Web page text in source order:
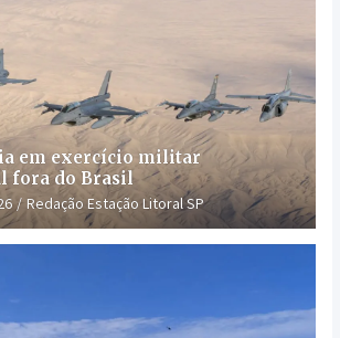
em exercício militar
fora do Brasil
Redação Estação Litoral SP